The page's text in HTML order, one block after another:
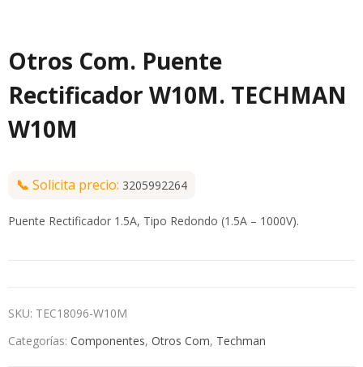
Otros Com. Puente
Rectificador W10M. TECHMAN
W10M
📞 Solicita precio: 3205992264
Puente Rectificador 1.5A, Tipo Redondo (1.5A – 1000V).
SKU: TEC18096-W10M
Categorías: Componentes, Otros Com, Techman